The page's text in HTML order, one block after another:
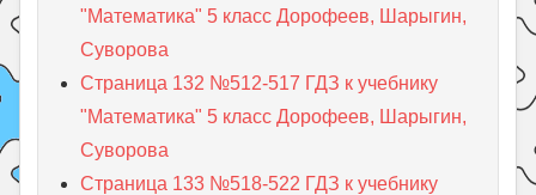
"Математика" 5 класс Дорофеев, Шарыгин,
Суворова
Страница 132 №512-517 ГДЗ к учебнику
"Математика" 5 класс Дорофеев, Шарыгин,
Суворова
Страница 133 №518-522 ГДЗ к учебнику